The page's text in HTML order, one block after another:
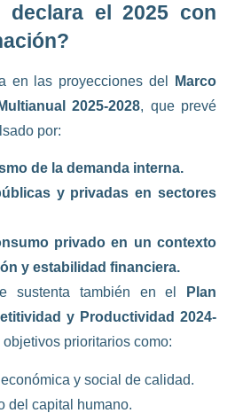
declara el 2025 con
en las proyecciones del
Marco
2025-2028, que prevé
por:
de la demanda interna.
y privadas en sectores
privado en un contexto
y estabilidad financiera.
sustenta también en el
Plan
y Productividad 2024-
prioritarios como:
económica y social de calidad.
del capital humano.